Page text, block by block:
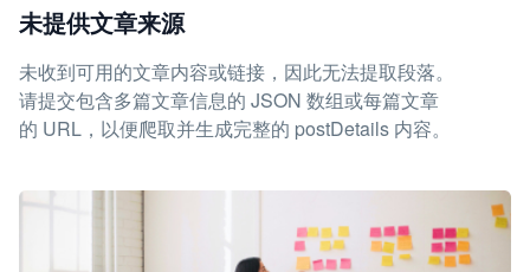
未提供文章来源
未收到可用的文章内容或链接，因此无法提取段落。
请提交包含多篇文章信息的 JSON 数组或每篇文章
的 URL，以便爬取并生成完整的 postDetails 内容。